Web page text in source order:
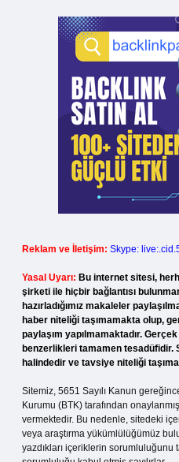
Reklam ve İletişim: Skype:
Yasal Uyarı: Bu internet sitesi,
şirketi ile hiçbir bağlantısı
hazırladığımız makaleler
haber niteliği taşımamakta olup,
paylaşım yapılmamaktadır.
benzerlikleri tamamen tesadüfidir.
halindedir ve tavsiye niteliği
Sitemiz, 5651 Sayılı Kanun
Kurumu (BTK) tarafından
vermektedir. Bu nedenle, sitedeki
veya araştırma yükümlülüğümüz
yazdıkları içeriklerin sorumluluğunu